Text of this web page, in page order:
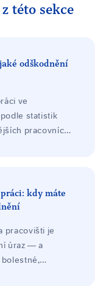
této sekce
odškodnění
ve
statistik
pracovních
odvíjí v
kdy máte
pracovišti je
úraz — a
bolestné,